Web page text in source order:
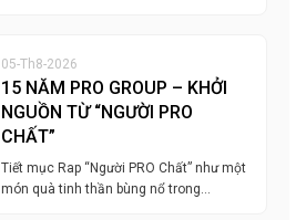
05-Th8-2026
15 NĂM PRO GROUP – KHỞI
NGUỒN TỪ “NGƯỜI PRO
CHẤT”
Tiết mục Rap “Người PRO Chất” như một
món quà tinh thần bùng nổ trong…